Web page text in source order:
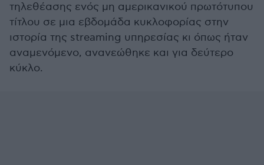
τηλεθέασης ενός μη αμερικανικού πρωτότυπου
τίτλου σε μια εβδομάδα κυκλοφορίας στην
ιστορία της streaming υπηρεσίας κι όπως ήταν
αναμενόμενο, ανανεώθηκε και για δεύτερο
κύκλο.